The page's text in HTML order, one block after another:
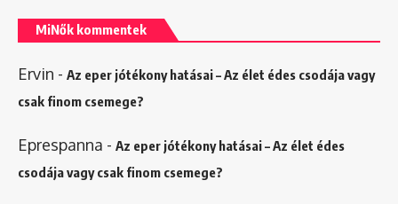
MiNők kommentek
Ervin - Az eper jótékony hatásai – Az élet édes csodája vagy
csak finom csemege?
Eprespanna - Az eper jótékony hatásai – Az élet édes
csodája vagy csak finom csemege?